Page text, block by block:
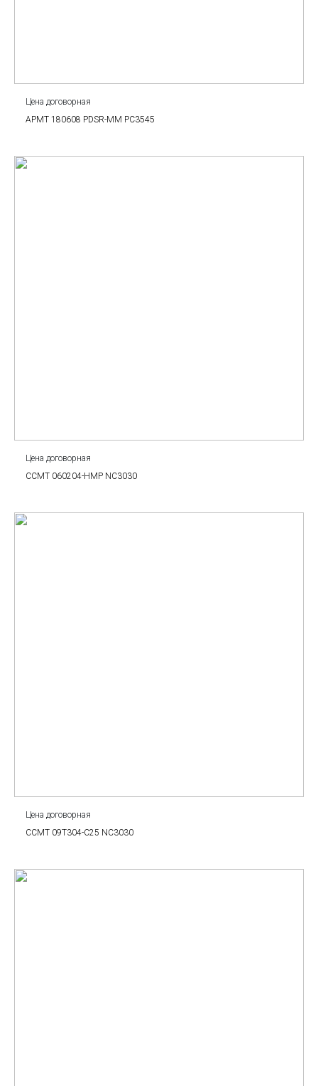
Цена договорная
APMT 180608 PDSR-MM PC3545
Цена договорная
CCMT 060204-HMP NC3030
Цена договорная
CCMT 09T304-C25 NC3030